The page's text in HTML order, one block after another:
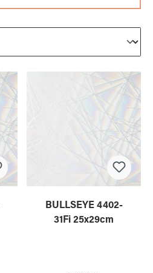
BULLSEYE 4402-
31Fi 25x29cm